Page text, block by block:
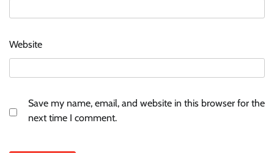
Website
Save my name, email, and website in this browser for the
next time I comment.